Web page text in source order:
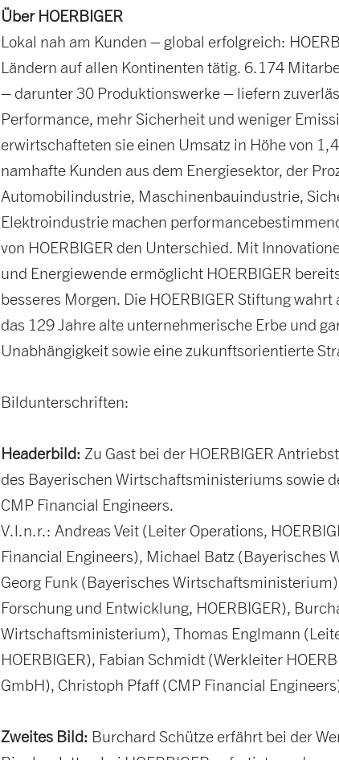
Über HOERBIGER
Lokal nah am Kunden – global erfolgreich:
Ländern auf allen Kontinenten tätig. 6.174
– darunter 30 Produktionswerke – liefern
Performance, mehr Sicherheit und weniger
erwirtschafteten sie einen Umsatz in Höhe von
namhafte Kunden aus dem Energiesektor, der
Automobilindustrie, Maschinenbauindustrie,
Elektroindustrie machen
von HOERBIGER den Unterschied. Mit
und Energiewende ermöglicht HOERBIGER
besseres Morgen. Die HOERBIGER Stiftung
das 129 Jahre alte unternehmerische Erbe und
Unabhängigkeit sowie eine zukunftsorientierte
Bildunterschriften:
Headerbild: Zu Gast bei der HOERBIGER
des Bayerischen Wirtschaftsministeriums sowie
CMP Financial Engineers.
V.l.n.r.: Andreas Veit (Leiter Operations,
Financial Engineers), Michael Batz (Bayerisches
Georg Funk (Bayerisches
Forschung und Entwicklung, HOERBIGER),
Wirtschaftsministerium), Thomas Englmann
HOERBIGER), Fabian Schmidt (Werkleiter
GmbH), Christoph Pfaff (CMP Financial
Zweites Bild: Burchard Schütze erfährt bei der